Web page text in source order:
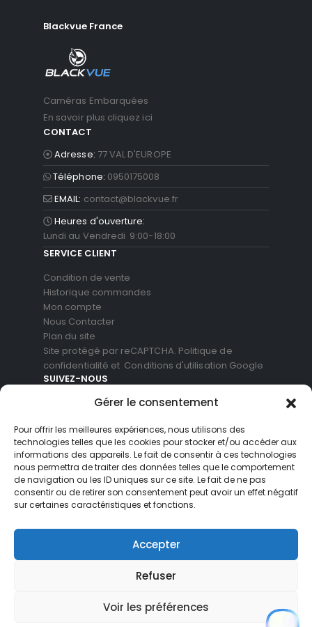
Gérer le consentement
Pour offrir les meilleures expériences, nous utilisons des
technologies telles que les cookies pour stocker et/ou accéder aux
informations des appareils. Le fait de consentir à ces technologies
nous permettra de traiter des données telles que le comportement
de navigation ou les ID uniques sur ce site. Le fait de ne pas
consentir ou de retirer son consentement peut avoir un effet négatif
sur certaines caractéristiques et fonctions.
Accepter
Refuser
Voir les préférences
Blackvue France
Caméras Embarquées
En savoir plus cliquez ici
CONTACT
Adresse: 77 VAL D'EUROPE
Téléphone: 0950175008
EMAIL: contact@blackvue.fr
Heures d'ouverture:
Lundi au Vendredi 9:00-18:00
SERVICE CLIENT
Condition de vente
Historique commandes
Mon compte
Nous Contacter
Plan du site
Site protégé par reCAPTCHA. Politique de
confidentialité et Conditions d'utilisation Google
SUIVEZ-NOUS